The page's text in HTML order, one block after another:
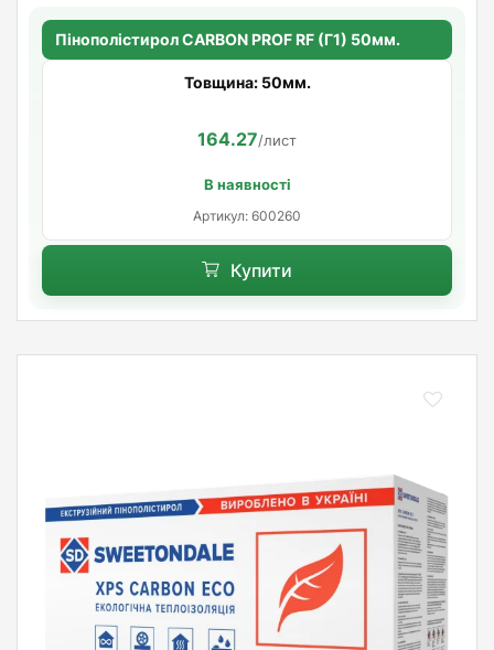
Пінополістирол CARBON PROF RF (Г1) 50мм.
Товщина: 50мм.
164.27/лист
В наявності
Артикул: 600260
Купити